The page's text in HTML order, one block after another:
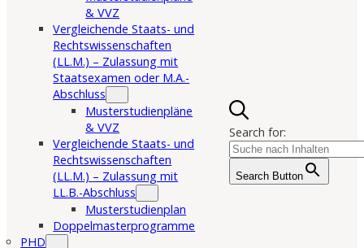
& VVZ
Vergleichende Staats- und
Rechtswissenschaften
(LL.M.) – Zulassung mit
Staatsexamen oder M.A.-
Abschluss
Musterstudienpläne
& VVZ
Vergleichende Staats- und
Rechtswissenschaften
(LL.M.) – Zulassung mit
LL.B.-Abschluss
Musterstudienplan
Doppelmasterprogramme
PHD
Search for:
Search Button